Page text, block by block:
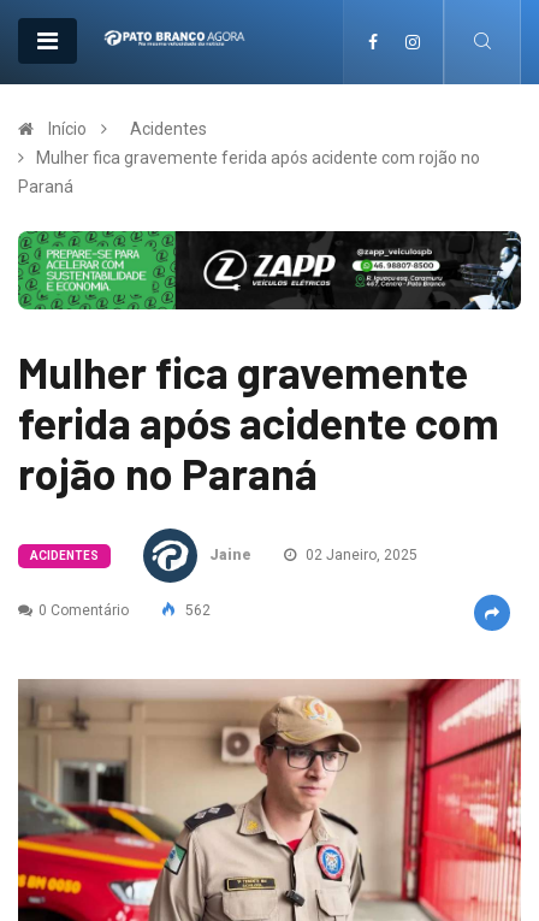
Início
Acidentes
Mulher fica gravemente ferida após acidente com rojão no
Paraná
Mulher fica gravemente
ferida após acidente com
rojão no Paraná
ACIDENTES Jaine 02 Janeiro, 2025
0 Comentário 562